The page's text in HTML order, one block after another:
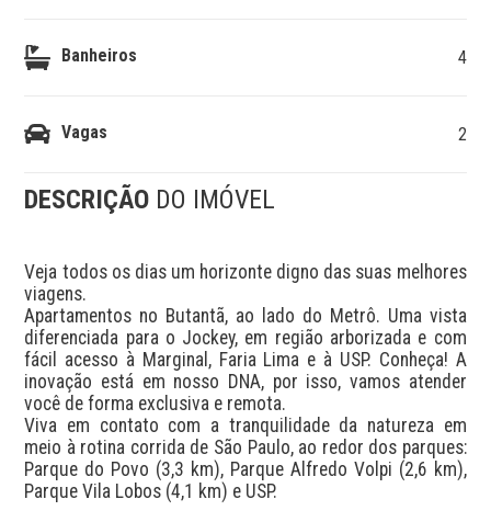
Banheiros 4
Vagas 2
DESCRIÇÃO DO IMÓVEL
Veja todos os dias um horizonte digno das suas melhores
viagens.
Apartamentos no Butantã, ao lado do Metrô. Uma vista
diferenciada para o Jockey, em região arborizada e com
fácil acesso à Marginal, Faria Lima e à USP. Conheça! A
inovação está em nosso DNA, por isso, vamos atender
você de forma exclusiva e remota.
Viva em contato com a tranquilidade da natureza em
meio à rotina corrida de São Paulo, ao redor dos parques:
Parque do Povo (3,3 km), Parque Alfredo Volpi (2,6 km),
Parque Vila Lobos (4,1 km) e USP.